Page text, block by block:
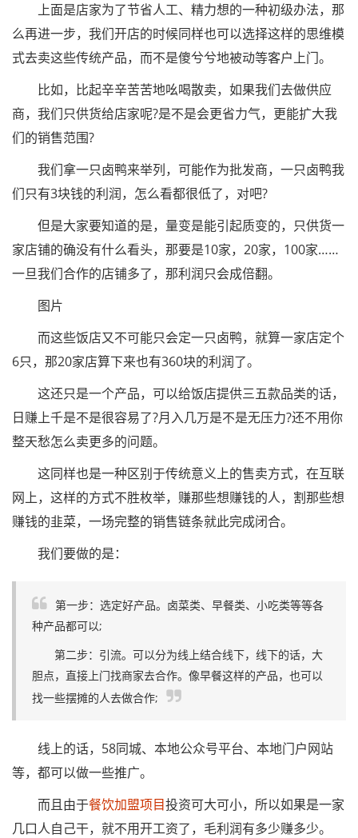
上面是店家为了节省人工、精力想的一种初级办法，那
么再进一步，我们开店的时候同样也可以选择这样的思维模
式去卖这些传统产品，而不是傻兮兮地被动等客户上门。
比如，比起辛辛苦苦地吆喝散卖，如果我们去做供应
商，我们只供货给店家呢?是不是会更省力气，更能扩大我
们的销售范围?
我们拿一只卤鸭来举列，可能作为批发商，一只卤鸭我
们只有3块钱的利润，怎么看都很低了，对吧?
但是大家要知道的是，量变是能引起质变的，只供货一
家店铺的确没有什么看头，那要是10家，20家，100家……
一旦我们合作的店铺多了，那利润只会成倍翻。
图片
而这些饭店又不可能只会定一只卤鸭，就算一家店定个
6只，那20家店算下来也有360块的利润了。
这还只是一个产品，可以给饭店提供三五款品类的话，
日赚上千是不是很容易了?月入几万是不是无压力?还不用你
整天愁怎么卖更多的问题。
这同样也是一种区别于传统意义上的售卖方式，在互联
网上，这样的方式不胜枚举，赚那些想赚钱的人，割那些想
赚钱的韭菜，一场完整的销售链条就此完成闭合。
我们要做的是：
第一步：选定好产品。卤菜类、早餐类、小吃类等等各
种产品都可以;
第二步：引流。可以分为线上结合线下，线下的话，大
胆点，直接上门找商家去合作。像早餐这样的产品，也可以
找一些摆摊的人去做合作;
线上的话，58同城、本地公众号平台、本地门户网站
等，都可以做一些推广。
而且由于餐饮加盟项目投资可大可小，所以如果是一家
几口人自己干，就不用开工资了，毛利润有多少赚多少。